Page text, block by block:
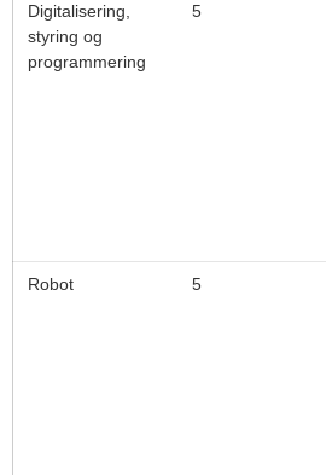
Digitalisering,
styring og
programmering
5
Robot 5